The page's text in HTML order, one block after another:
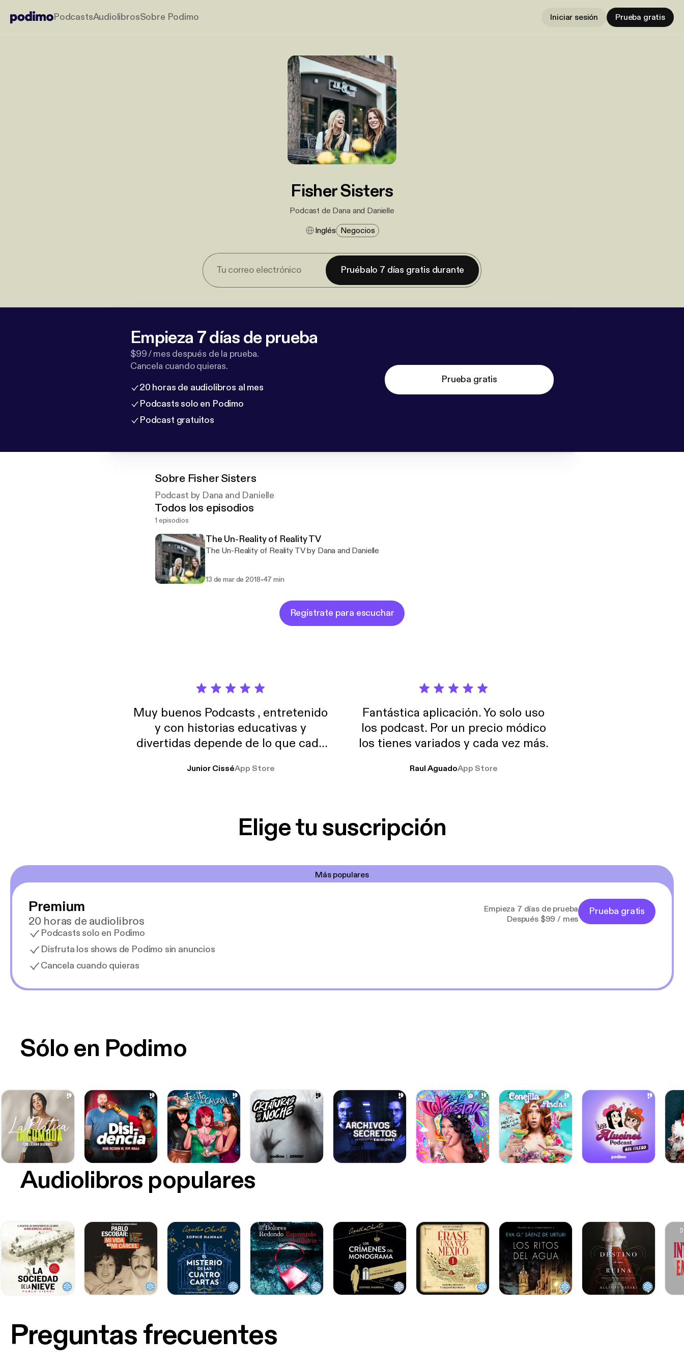
PodcastsAudiolibrosSobre Podimo Iniciar sesión Prueba gratis
Fisher Sisters
Podcast de Dana and Danielle
Inglés Negocios
Pruébalo 7 días gratis durante
Empieza 7 días de prueba
$99 / mes después de la prueba.
Cancela cuando quieras.
20 horas de audiolibros al mes
Podcasts solo en Podimo
Podcast gratuitos
Prueba gratis
Sobre Fisher Sisters
Podcast by Dana and Danielle
Todos los episodios
1 episodios
The Un-Reality of Reality TV
The Un-Reality of Reality TV by Dana and Danielle
13 de mar de 2018-47 min
Regístrate para escuchar
Muy buenos Podcasts , entretenido
y con historias educativas y
divertidas depende de lo que cada
trabajo ya que estoy muchas horas
Junior CisséApp Store
Fantástica aplicación. Yo solo uso
los podcast. Por un precio módico
los tienes variados y cada vez más.
Raul AguadoApp Store
Elige tu suscripción
Más populares
Premium
20 horas de audiolibros
Podcasts solo en Podimo
Disfruta los shows de Podimo sin anuncios
Cancela cuando quieras
Empieza 7 días de prueba
Después $99 / mes
Prueba gratis
Sólo en Podimo
Audiolibros populares
Preguntas frecuentes